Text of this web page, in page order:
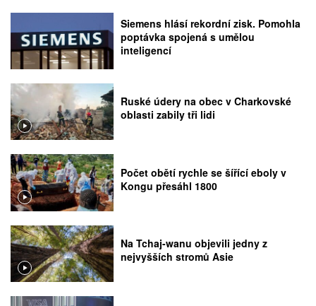
Siemens hlásí rekordní zisk. Pomohla
poptávka spojená s umělou
inteligencí
Ruské údery na obec v Charkovské
oblasti zabily tři lidi
Počet obětí rychle se šířící eboly v
Kongu přesáhl 1800
Na Tchaj-wanu objevili jedny z
nejvyšších stromů Asie